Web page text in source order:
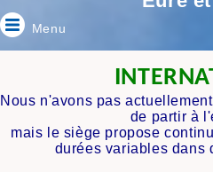
Menu
Nous n'avons pas
de partir à
mais le siège propose
durées variables dans